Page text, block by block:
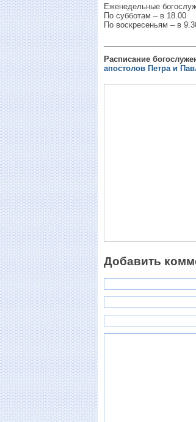
Еженедельные
По субботам – в 18.00
По воскресеньям – в
Расписание
апостолов Петра и
Добавить